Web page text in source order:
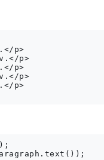
p>
p>
p>
p>
p>